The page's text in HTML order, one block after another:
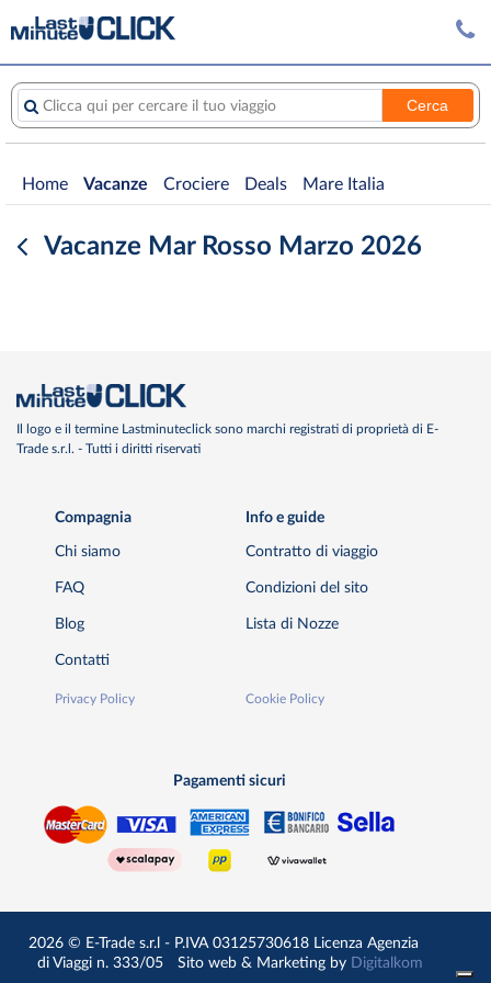
Clicca qui per cercare il tuo viaggio Cerca
Home Vacanze Crociere Deals Mare Italia
Vacanze Mar Rosso Marzo 2026
Il logo e il termine Lastminuteclick sono marchi registrati di proprietà di E-
Trade s.r.l. - Tutti i diritti riservati
Compagnia
Chi siamo
FAQ
Blog
Contatti
Privacy Policy
Info e guide
Contratto di viaggio
Condizioni del sito
Lista di Nozze
Cookie Policy
Pagamenti sicuri
2026 © E-Trade s.r.l - P.IVA 03125730618 Licenza Agenzia
di Viaggi n. 333/05
Sito web & Marketing by Digitalkom